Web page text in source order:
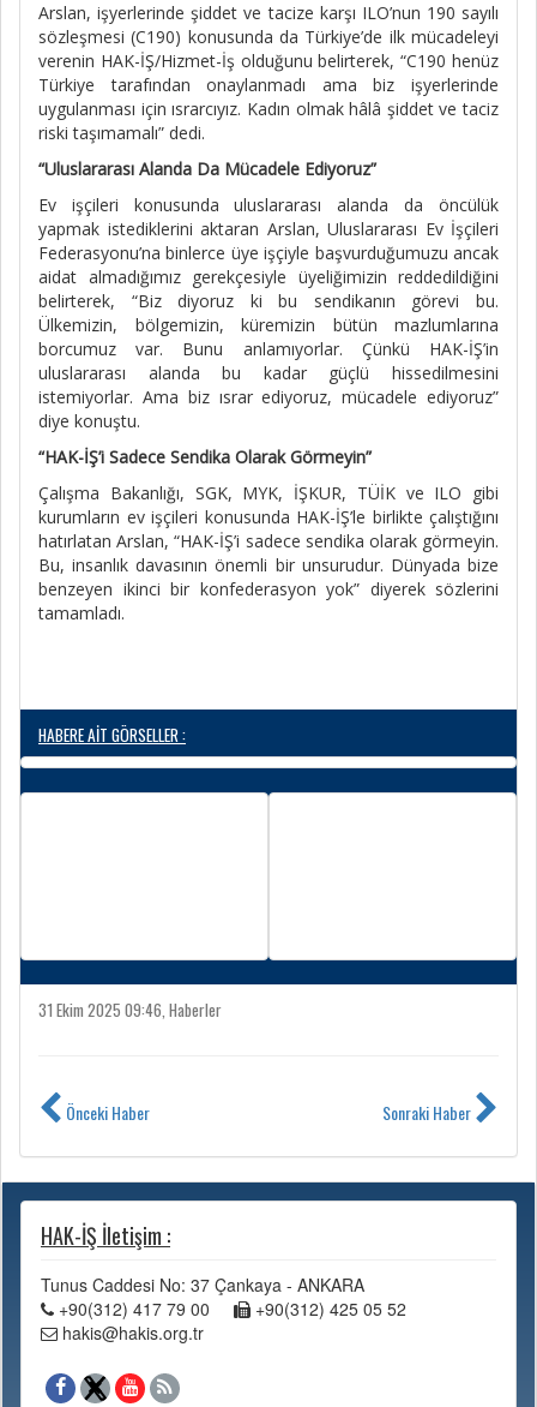
Arslan, işyerlerinde şiddet ve tacize karşı ILO’nun 190 sayılı
sözleşmesi (C190) konusunda da Türkiye’de ilk mücadeleyi
verenin HAK-İŞ/Hizmet-İş olduğunu belirterek, “C190 henüz
Türkiye tarafından onaylanmadı ama biz işyerlerinde
uygulanması için ısrarcıyız. Kadın olmak hâlâ şiddet ve taciz
riski taşımamalı” dedi.
“Uluslararası Alanda Da Mücadele Ediyoruz”
Ev işçileri konusunda uluslararası alanda da öncülük
yapmak istediklerini aktaran Arslan, Uluslararası Ev İşçileri
Federasyonu’na binlerce üye işçiyle başvurduğumuzu ancak
aidat almadığımız gerekçesiyle üyeliğimizin reddedildiğini
belirterek, “Biz diyoruz ki bu sendikanın görevi bu.
Ülkemizin, bölgemizin, küremizin bütün mazlumlarına
borcumuz var. Bunu anlamıyorlar. Çünkü HAK-İŞ’in
uluslararası alanda bu kadar güçlü hissedilmesini
istemiyorlar. Ama biz ısrar ediyoruz, mücadele ediyoruz”
diye konuştu.
“HAK-İŞ’i Sadece Sendika Olarak Görmeyin”
Çalışma Bakanlığı, SGK, MYK, İŞKUR, TÜİK ve ILO gibi
kurumların ev işçileri konusunda HAK-İŞ’le birlikte çalıştığını
hatırlatan Arslan, “HAK-İŞ’i sadece sendika olarak görmeyin.
Bu, insanlık davasının önemli bir unsurudur. Dünyada bize
benzeyen ikinci bir konfederasyon yok” diyerek sözlerini
tamamladı.
HABERE AİT GÖRSELLER :
31 Ekim 2025 09:46, Haberler
Önceki Haber Sonraki Haber
HAK-İŞ İletişim :
Tunus Caddesi No: 37 Çankaya - ANKARA
+90(312) 417 79 00
+90(312) 425 05 52
hakis@hakis.org.tr